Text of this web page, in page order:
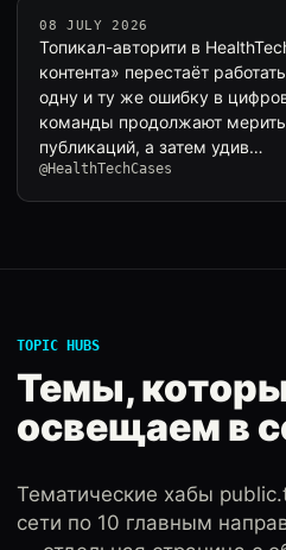
08 JULY 2026
Топикал-авторити в
контента» перестаёт
одну и ту же ошибку в
команды продолжают мерить
публикаций, а затем удив…
@HealthTechCases
TOPIC HUBS
Темы,
освещаем в
Тематические хабы
сети по 10 главным